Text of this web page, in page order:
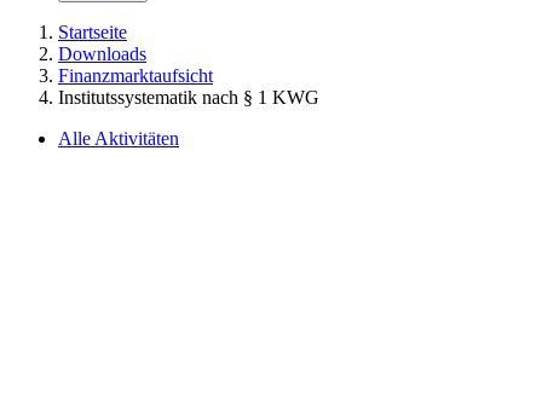
Startseite
Downloads
Finanzmarktaufsicht
Institutssystematik nach § 1 KWG
Alle Aktivitäten